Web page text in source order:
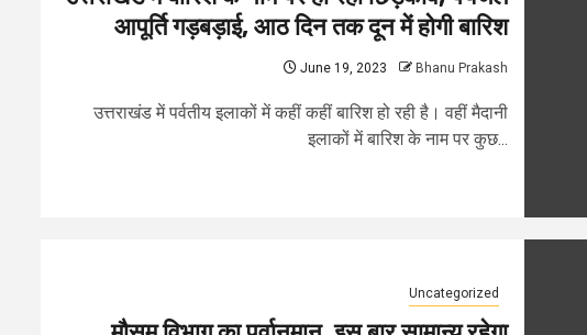
आपूर्ति गड़बड़ाई, आठ दिन तक दून में होगी बारिश
June 19, 2023 Bhanu Prakash
उत्तराखंड में पर्वतीय इलाकों में कहीं कहीं बारिश हो रही है। वहीं मैदानी
इलाकों में बारिश के नाम पर कुछ...
Uncategorized